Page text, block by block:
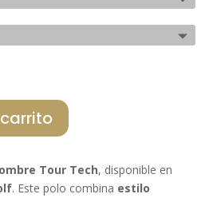
Tour Tech, disponible en
. Este polo combina estilo